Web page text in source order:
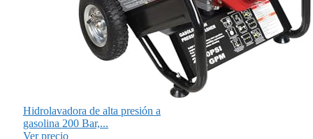
Hidrolavadora de alta presión a
gasolina 200 Bar,...
Ver precio